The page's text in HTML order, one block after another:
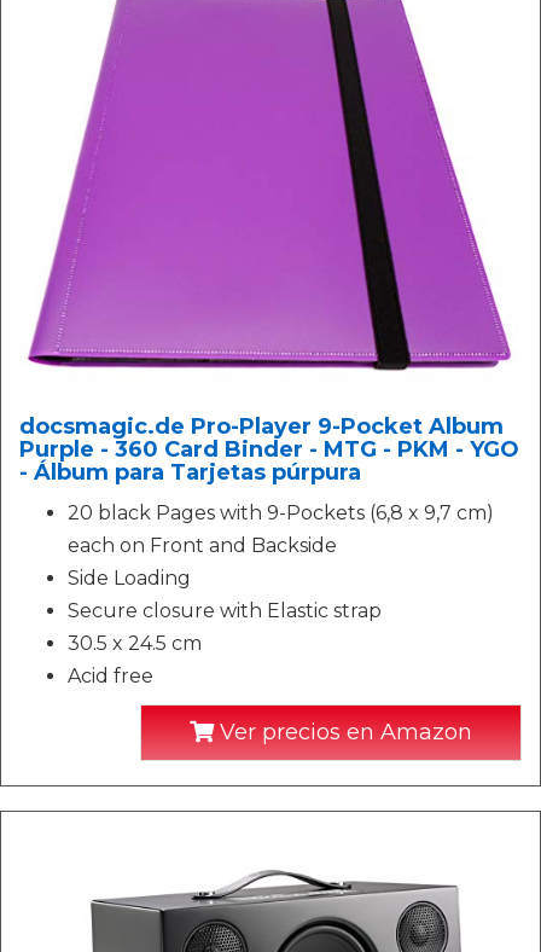
docsmagic.de Pro-Player 9-Pocket Album
Purple - 360 Card Binder - MTG - PKM - YGO
- Álbum para Tarjetas púrpura
20 black Pages with 9-Pockets (6,8 x 9,7 cm)
each on Front and Backside
Side Loading
Secure closure with Elastic strap
30.5 x 24.5 cm
Acid free
Ver precios en Amazon